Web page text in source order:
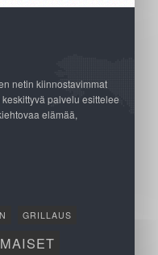
netin kiinnostavimmat
palvelu esittelee
elämää,
GRILLAUS